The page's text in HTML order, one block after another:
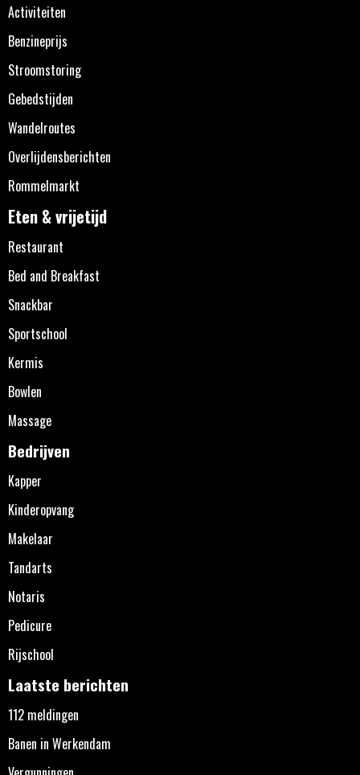
Activiteiten
Benzineprijs
Stroomstoring
Gebedstijden
Wandelroutes
Overlijdensberichten
Rommelmarkt
Eten & vrijetijd
Restaurant
Bed and Breakfast
Snackbar
Sportschool
Kermis
Bowlen
Massage
Bedrijven
Kapper
Kinderopvang
Makelaar
Tandarts
Notaris
Pedicure
Rijschool
Laatste berichten
112 meldingen
Banen in Werkendam